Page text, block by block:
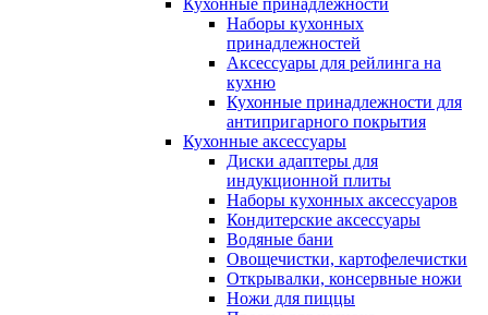
Кухонные принадлежности
Наборы кухонных
принадлежностей
Аксессуары для рейлинга на
кухню
Кухонные принадлежности для
антипригарного покрытия
Кухонные аксессуары
Диски адаптеры для
индукционной плиты
Наборы кухонных аксессуаров
Кондитерские аксессуары
Водяные бани
Овощечистки, картофелечистки
Открывалки, консервные ножи
Ножи для пиццы